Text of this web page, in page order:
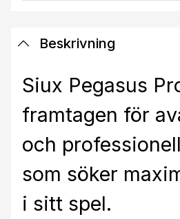
Beskrivning
Siux Pegasus
framtagen för
och
som söker
i sitt spel.